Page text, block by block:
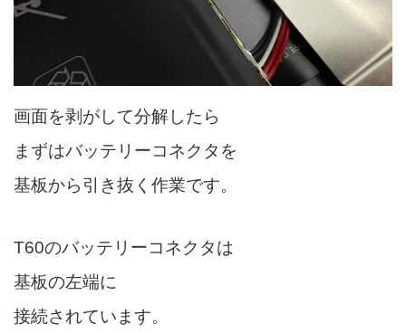
画面を剥がして分解したら
まずはバッテリーコネクタを
基板から引き抜く作業です。
T60のバッテリーコネクタは
基板の左端に
接続されています。